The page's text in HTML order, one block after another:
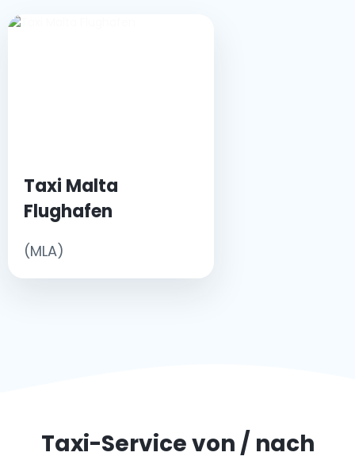
Taxi Malta
Flughafen
(MLA)
Taxi-Service von / nach